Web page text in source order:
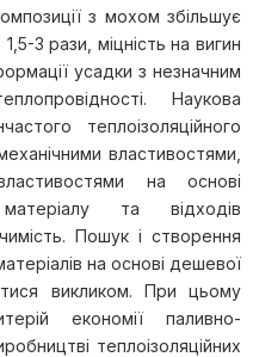
з мохом збільшує
3 рази, міцність на вигин
усадки з незначним
Наукова
теплоізоляційного
властивостями,
на основі
та відходів
Пошук і створення
на основі дешевої
викликом. При цьому
економії паливно-
теплоізоляційних